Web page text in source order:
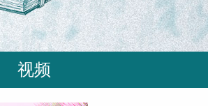
视频